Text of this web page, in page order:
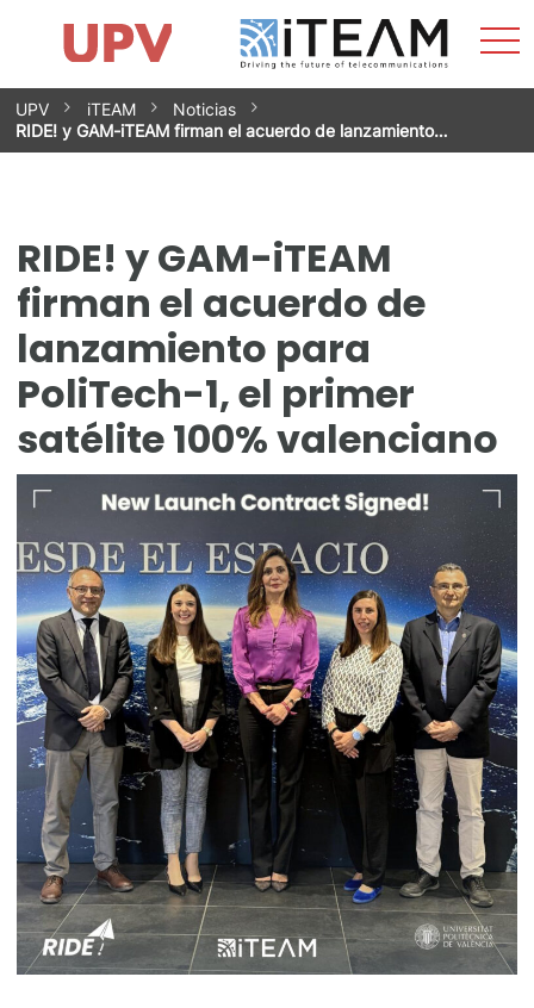
Saltar
contenido
Impacto
Grupos de investigación
Instalaciones
Spin-offs
Contacto
Prácticas
Noticias
Unidad de Igualdad
UPV iTEAM
Noticias
RIDE! y GAM-iTEAM firman el acuerdo de lanzamiento…
RIDE! y GAM-iTEAM
firman el acuerdo de
lanzamiento para
PoliTech-1, el primer
satélite 100% valenciano